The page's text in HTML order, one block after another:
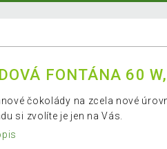
FONTÁNA 60
čokolády na zcela nové
si zvolíte je jen na Vás.